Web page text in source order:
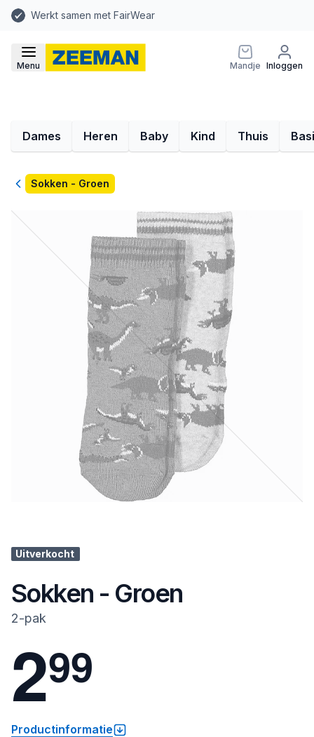
Werkt samen met FairWear
Menu Mandje Inloggen
Dames Heren Baby Kind Thuis
TerugSokken - Groen
Uitverkocht
Sokken - Groen
2-pak
299
Productinformatie